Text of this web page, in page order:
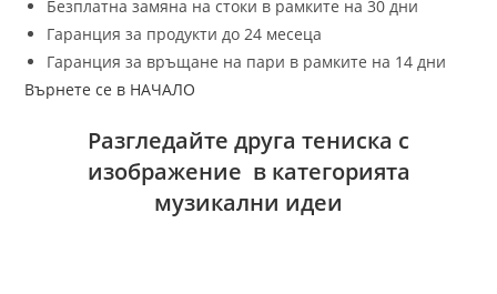
Безплатна замяна на стоки в рамките на 30 дни
Гаранция за продукти до 24 месеца
Гаранция за връщане на пари в рамките на 14 дни
Върнете се в НАЧАЛО
Разгледайте друга тениска с
изображение в категорията
музикални идеи